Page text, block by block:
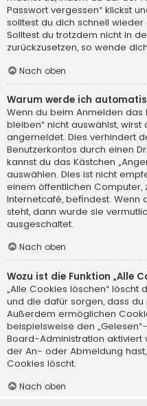
Passwort vergessen“ klickst
solltest du dich schnell
Solltest du trotzdem nicht in
zurückzusetzen, so wende
Nach oben
Warum werde ich
Wenn du beim Anmelden das
bleiben“ nicht auswählst, wirst
angemeldet. Dies verhindert
Benutzerkontos durch einen
kannst du das Kästchen
auswählen. Dies ist nicht
einem öffentlichen Computer,
Internetcafé, befindest. Wenn
steht, dann wurde sie
ausgeschaltet.
Nach oben
Wozu ist die Funktion „Alle
„Alle Cookies löschen“ löscht
und die dafür sorgen, dass
Außerdem ermöglichen
beispielsweise den
Board-Administration aktiviert
der An- oder Abmeldung
Cookies löscht.
Nach oben